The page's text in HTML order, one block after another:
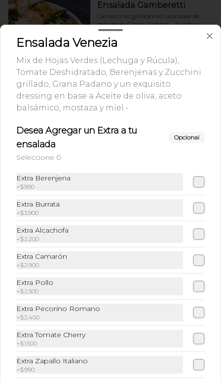
Ensalada Gamberetti
Camarones grillados en una base de
mix verde, Grana Padano,   Zucchini
Grillado y un exquisito dressing  en
base a Aceite de oliva, aceto balsámico,
mostaza y miel.-
$11.900
Ensalada La Romana
Mix de Hojas verdes( Lechuga y Rúcula
), Prosciutto , Grana Padano,  Tomate
a Aceite de oliva, aceto balsámico,
Mix de Hojas Verdes (Lechuga y
Ensalada de Pollo
Pollo Grillado sobre base de mix verde,
berenjenas grilladas, Grana Padano y
un exquisito dressing  en base a Aceite
$11.900
Ensalada Venezia
Mix de Hojas Verdes (Lechuga y Rúcula),
Tomate Deshidratado, Berenjenas y Zucchini
grillado, Grana Padano y un exquisito
dressing en base a Aceite de oliva, aceto
balsámico, mostaza y miel.-
Desea Agregar un Extra a tu
ensalada
Opcional
Seleccione 0
Extra Berenjena
+$990
Extra Burrata
+$3.900
Extra Alcachofa
+$2.200
Extra Camarón
+$2.900
Extra Pollo
+$2.500
Extra Pecorino Romano
+$2.400
Extra Tomate Cherry
+$1.500
Extra Zapallo Italiano
+$990